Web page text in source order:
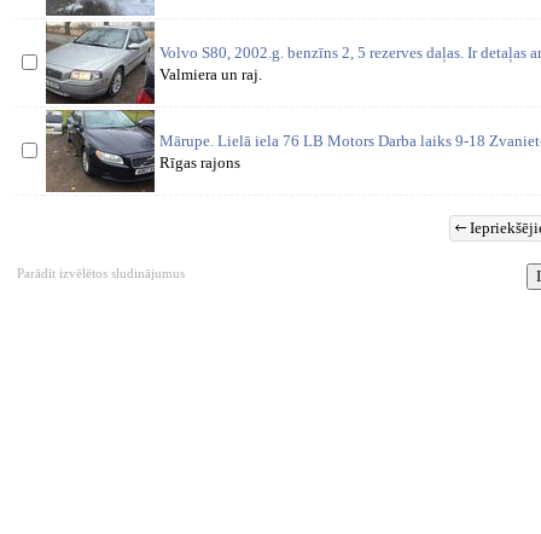
Volvo S80, 2002.g. benzīns 2, 5 rezerves daļas. Ir detaļas
Valmiera un raj.
Mārupe. Lielā iela 76 LB Motors Darba laiks 9-18
Rīgas rajons
Parādīt izvēlētos sludinājumus